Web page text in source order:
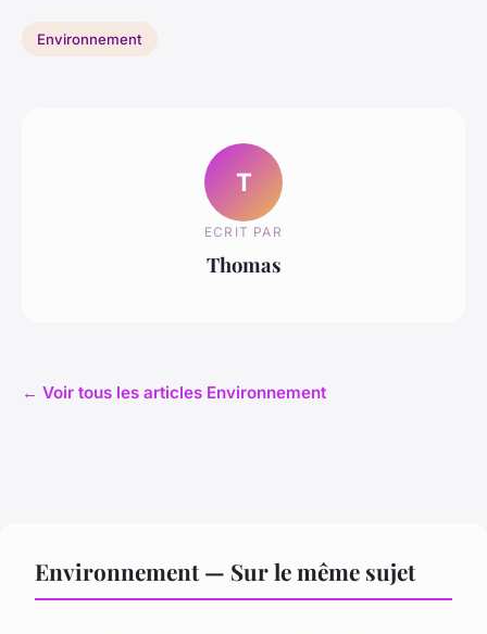
Environnement
T
ECRIT PAR
Thomas
← Voir tous les articles Environnement
Environnement — Sur le même sujet